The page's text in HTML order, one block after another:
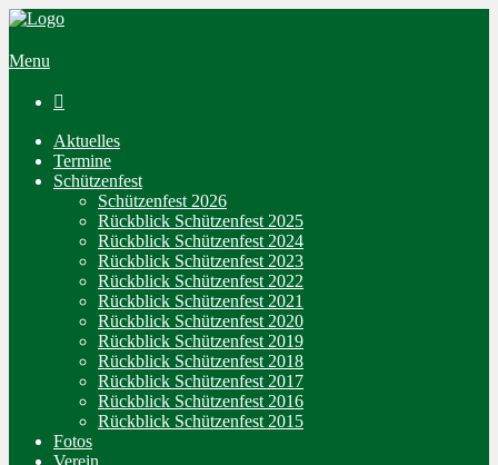
Menu

Aktuelles
Termine
Schützenfest
Schützenfest 2026
Rückblick Schützenfest 2025
Rückblick Schützenfest 2024
Rückblick Schützenfest 2023
Rückblick Schützenfest 2022
Rückblick Schützenfest 2021
Rückblick Schützenfest 2020
Rückblick Schützenfest 2019
Rückblick Schützenfest 2018
Rückblick Schützenfest 2017
Rückblick Schützenfest 2016
Rückblick Schützenfest 2015
Fotos
Verein